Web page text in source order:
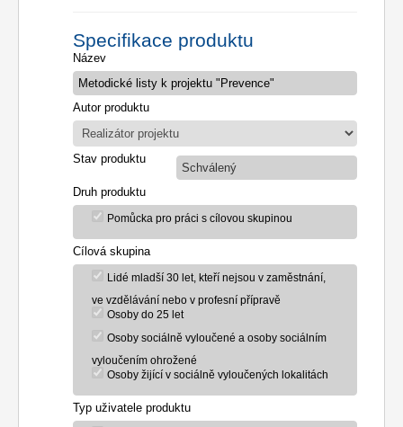
Specifikace produktu
Název
Autor produktu
Stav produktu
Schválený
Druh produktu
Pomůcka pro práci s cílovou skupinou
Cílová skupina
Lidé mladší 30 let, kteří nejsou v zaměstnání,
ve vzdělávání nebo v profesní přípravě
Osoby do 25 let
Osoby sociálně vyloučené a osoby sociálním
vyloučením ohrožené
Osoby žijící v sociálně vyloučených lokalitách
Typ uživatele produktu